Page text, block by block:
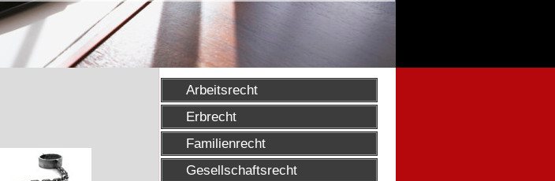
Arbeitsrecht
Erbrecht
Familienrecht
Gesellschaftsrecht